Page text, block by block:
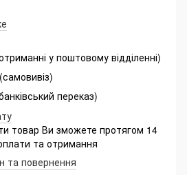
у поштовому відділенні)
переказ)
товар Ви зможете протягом 14
та отримання
та повернення